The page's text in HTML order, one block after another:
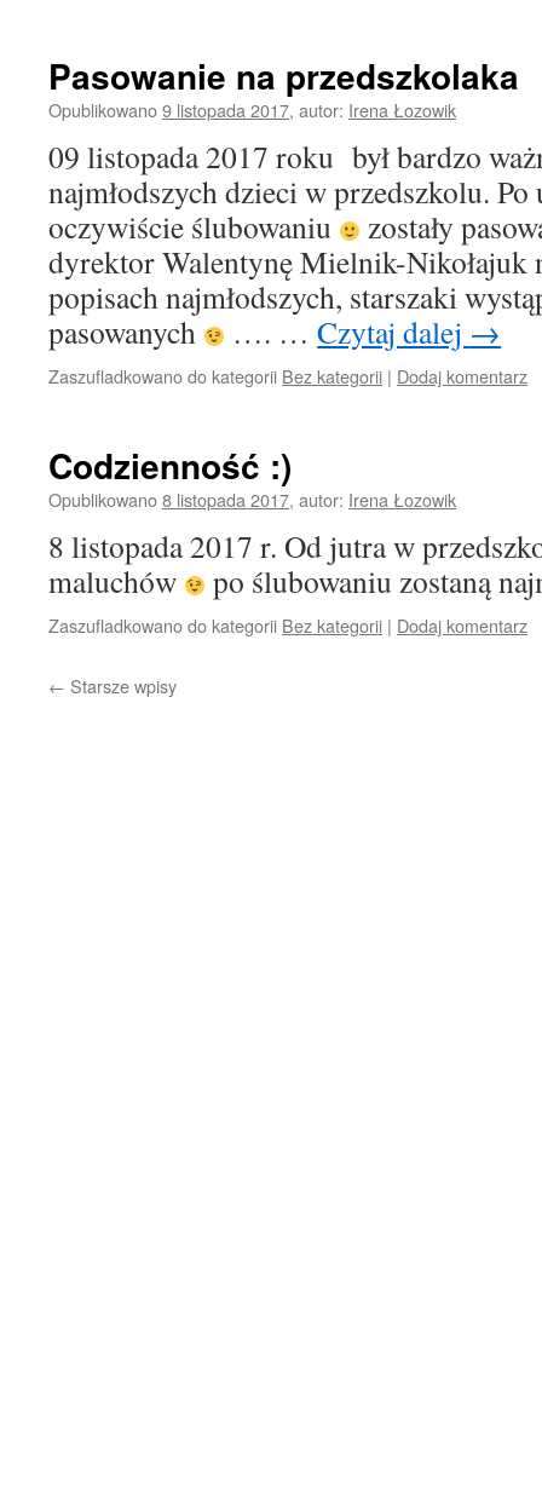
Pasowanie na przedszkolaka
Opublikowano9 listopada 2017, autor: Irena Łozowik
09 listopada 2017 roku był bardzo
najmłodszych dzieci w przedszkolu.
oczywiście ślubowaniu
zostały
dyrektor Walentynę Mielnik-Nikołajuk
popisach najmłodszych, starszaki
pasowanych
…. …Czytaj dalej →
Zaszufladkowano do kategorii Bez kategorii | Dodaj komentarz
Codzienność :)
Opublikowano8 listopada 2017, autor: Irena Łozowik
8 listopada 2017 r. Od jutra w
maluchów
po ślubowaniu zostaną
Zaszufladkowano do kategorii Bez kategorii | Dodaj komentarz
← Starsze wpisy